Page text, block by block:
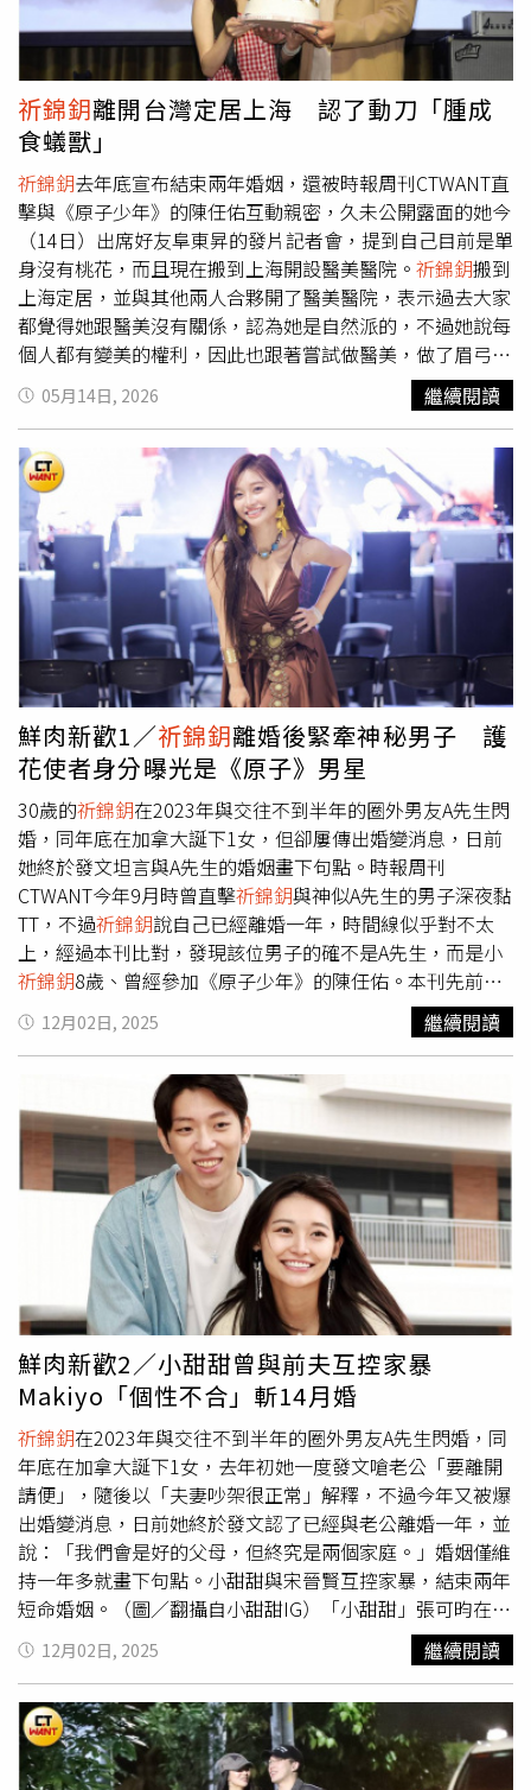
龍》，記者會上兩人互動不多，但被本刊拍到小倆口甜蜜牽
手進出男方住家，林毓家的媽媽也出現在畫面中，兩人拿著
採買後大包小包的日用品與林媽媽一同進家門，看得出來感
情穩定發展，與男方家長也相當熟識。曾參加《原子少年》
的陳任佑去年九月被本刊捕捉到與
祈錦鈅 在路上卿卿我我。
（圖／本刊攝影組）
外男友A先生閃婚，去年發文宣布離婚，而本刊拍到她與新
歡黏TT的畫面，這位男子就是小她8歲、曾經參加《原子少
年》的陳任佑。當時祈錦鈅與陳任佑緊牽著彼此的雙手、親
暱依偎，陳任佑非常貼心地一路幫忙提包包，走著走著陳任
佑在大街上就親起了祈錦鈅的頭髮，完全不避人耳目。對於
林佳辰與安吉的關係，兩人所屬唱片公司表示：「藝人的私
人行程我們不回應。兩人目前就是專注於工作與接下來要發
表的作品。謝謝大家關心。」
祈錦鈅離開台灣定居上海 認了動刀「腫成
食蟻獸」
祈錦鈅去年底宣布結束兩年婚姻，還被時報周刊CTWANT直
擊與《原子少年》的陳任佑互動親密，久未公開露面的她今
（14日）出席好友阜東昇的發片記者會，提到自己目前是單
身沒有桃花，而且現在搬到上海開設醫美醫院。 祈錦鈅搬到
上海定居，並與其他兩人合夥開了醫美醫院，表示過去大家
都覺得她跟醫美沒有關係，認為她是自然派的，不過她說每
個人都有變美的權利，因此也跟著嘗試做醫美，做了眉弓填
充，並讓臉頰變得更澎一點，也大方分享臉部腫脹的照片，
自嘲剛做完醫美的狀態很像食蟻獸。談到感情近況，祈錦鈅
表示最近沒有桃花，也對談戀愛不抱太大的期待，「以前是
等待傳說中的白馬王子解救我，現在我過自由自在，有想要
的東西就買，也沒會有人管我。」至於近日持續延燒的醫美
偷拍案，她說自己連去住飯店都會注意有沒有不對勁的地
方，「我到一個不熟悉的地方就會檢查，這是很嚴肅的事
情。」
05月14日, 2026 繼續閱讀
鮮肉新歡1／祈錦鈅離婚後緊牽神秘男子 護
花使者身分曝光是《原子》男星
30歲的祈錦鈅在2023年與交往不到半年的圈外男友A先生閃
婚，同年底在加拿大誕下1女，但卻屢傳出婚變消息，日前
她終於發文坦言與A先生的婚姻畫下句點。時報周刊
CTWANT今年9月時曾直擊祈錦鈅與神似A先生的男子深夜黏
TT，不過祈錦鈅說自己已經離婚一年，時間線似乎對不太
上，經過本刊比對，發現該位男子的確不是A先生，而是小
祈錦鈅8歲、曾經參加《原子少年》的陳任佑。本刊先前直
擊 祈錦鈅與一名男子黏TT，這名男子真實身分是年僅22歲
的陳任佑。（圖／本刊攝影組）當時本刊拍到
祈錦鈅現身台
北市大安區某餐酒館演出，戴著棒球帽跟墨鏡的陳任佑全程
愛相隨陪伴在側，演出結束後兩人並未急著離開，與友人繼
續小酌聊天，直到隔日凌晨2點半才準備離開。一路上祈錦
鈅與陳任佑緊牽著彼此的雙手、親暱依偎，陳任佑非常貼心
地幫祈錦鈅一路提包包，走著走著陳任佑在大街上就親起了
的頭髮，完全不避人耳目，一旁友人則是相當習慣，
沒有半點反應。祈錦鈅
與陳任佑十指緊扣相當親密，陳任佑
還深情吻 祈錦鈅的頭髮。（圖／本刊攝影組）祈錦鈅（左下
一）先前與陳任佑（右下一）一同出席記者會，男方還戴著
與被本刊拍到時同一頂帽子。（圖／本刊攝影組）其實兩人
的曖昧情早就有跡可循，9月時阿沁號召超過百位藝人共同
參與錄製〈城市聖誕星 City Christmas Star〉，並舉辦記者
會，祈錦鈅
與陳任佑都是嘉賓。據了解，看似毫無交集的兩
人當天不僅一同出現在會場，而且都是睡眼惺忪的模樣，活
動結束後也一起離開，現在想來關係果然不一般，巧的是陳
任佑出席活動時戴的帽子，與本刊直擊兩人黏TT那天所戴的
是同一頂，看來祈錦鈅也十分喜歡他戴帽子的模樣。今年爆
出婚變時，祈錦鈅還否認了傳聞。（圖／翻攝自 祈錦鈅臉
書）今年5月祈錦鈅與A先生爆出婚變，當時受訪她否認這項
消息，表示：「謝謝大家關心，我覺得我們的關係不是靠法
律維持，是靠真心維持。」直言自己當下看到報導很錯愕，
還說因為婚變傳聞夫妻趁空多相聚了兩天，「老公不是一個
會管別人的人，我們的關係不存在誰管誰？婚變已經不知道
是誰爆料，最終還是希望大家的關注回到我表演上，因為私
生活浪費社會資源不是我所期望的。」祈錦鈅發文透露自己
已經離婚一年。（圖／翻攝自祈錦鈅 臉書）沒想到事隔不到
12月02日, 2025 繼續閱讀
鮮肉新歡2／小甜甜曾與前夫互控家暴
Makiyo「個性不合」斬14月婚
祈錦鈅在2023年與交往不到半年的圈外男友A先生閃婚，同
年底在加拿大誕下1女，去年初她一度發文嗆老公「要離開
請便」，隨後以「夫妻吵架很正常」解釋，不過今年又被爆
出婚變消息，日前她終於發文認了已經與老公離婚一年，並
說：「我們會是好的父母，但終究是兩個家庭。」婚姻僅維
持一年多就畫下句點。小甜甜與宋晉賢互控家暴，結束兩年
短命婚姻。（圖／翻攝自小甜甜IG）「小甜甜」張可昀在
2020年與小13歲的宋晉賢奉子成婚，但短短兩年就爆出婚
變，小甜甜控訴宋晉賢家暴，後來宋晉賢公開兩人爭吵影片
及保護令，稱是小甜甜先動手，他忍無可忍才反擊。家醜鬧
得沸沸揚揚之後，兩人終於在2023年簽字離婚，同年底本
刊直擊小甜甜與新歡手牽手，整個人散發粉紅泡泡，不過戀
情曝光後僅維持5個月告吹，兩人退回朋友關係。Makiyo結
12月02日, 2025 繼續閱讀